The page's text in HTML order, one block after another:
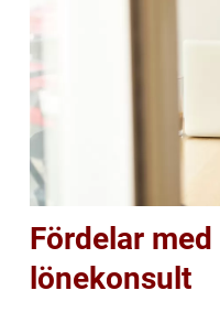
Fördelar
lönekonsult